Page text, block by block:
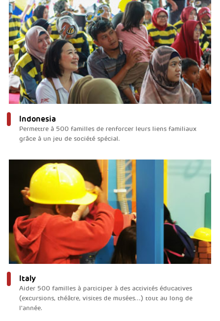
Indonesia
Permettre à 500 familles de renforcer leurs liens familiaux
grâce à un jeu de société spécial.
Italy
Aider 500 familles à participer à des activités éducatives
(excursions, théâtre, visites de musées...) tout au long de
l'année.